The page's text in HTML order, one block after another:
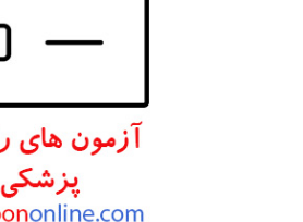
انتشارات تیمورزاده
انتشارات برای فردا
انتشارات پرستش
انتشارات Wiley-Blackwell